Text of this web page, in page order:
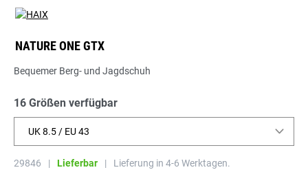
NATURE ONE GTX
Bequemer Berg- und Jagdschuh
16 Größen verfügbar
UK 8.5 / EU 43
29846 | Lieferbar | Lieferung in 4-6 Werktagen.